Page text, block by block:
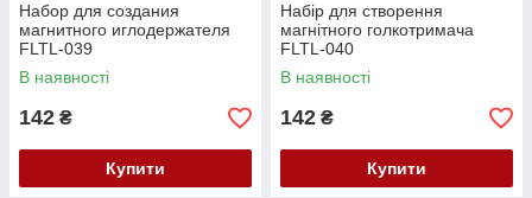
Набор для создания
магнитного иглодержателя
FLTL-039
В наявності
142 ₴
Купити
Набір для створення
магнітного голкотримача
FLTL-040
В наявності
142 ₴
Купити